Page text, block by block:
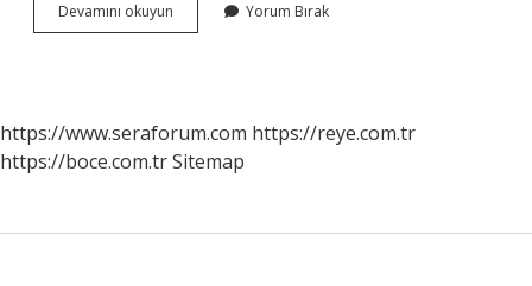
Devamını okuyun
Neden
Yorum Bırak
https://www.seraforum.com https://reye.com.tr
https://boce.com.trSitemap